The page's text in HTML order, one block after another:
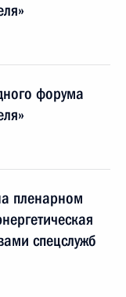
форума
пленарном
спецслужб